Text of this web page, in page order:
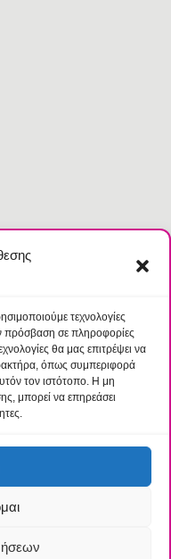
τεχνολογίες
πρόσβαση σε πληροφορίες
θα μας επιτρέψει να
όπως συμπεριφορά
τον ιστότοπο. Η μη
μπορεί να επηρεάσει
|